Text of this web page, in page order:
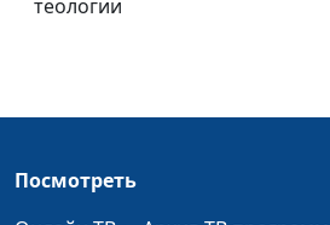
теологии
почитай отца и мать
доктор
теологии
Посмотреть